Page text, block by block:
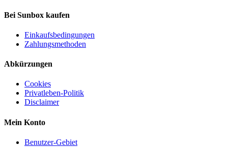
Bei Sunbox kaufen
Einkaufsbedingungen
Zahlungsmethoden
Abkürzungen
Cookies
Privatleben-Politik
Disclaimer
Mein Konto
Benutzer-Gebiet